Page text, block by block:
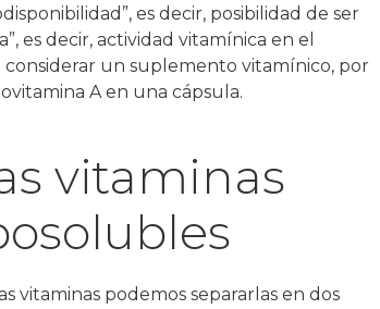
es decir, posibilidad de ser
es decir, actividad vitamínica en el
considerar un suplemento vitamínico, por
A en una cápsula.
vitaminas
vitaminas podemos separarlas en dos